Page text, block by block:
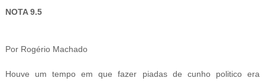
NOTA 9.5
Por Rogério Machado
Houve um tempo em que fazer piadas de cunho politico era